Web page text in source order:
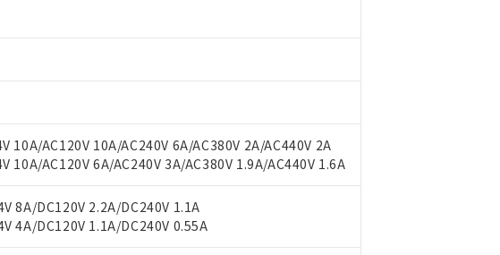
10A/AC120V 10A/AC240V 6A/AC380V 2A/AC440V 2A
10A/AC120V 6A/AC240V 3A/AC380V 1.9A/AC440V 1.6A
8A/DC120V 2.2A/DC240V 1.1A
4A/DC120V 1.1A/DC240V 0.55A
および標準価格はお客様のお取引先、またはお客様担当のオムロン制御機器販売店・
相談ください。
器販売店や当社販売拠点は「販売ネットワーク
」をご確認ください。
標準価格結果を当社の事前の承諾なく第三者に漏洩または開示しないようお願いしま
（部品リスト作成サービス）をご利用いただくには、I-Webメンバーズにご登録され
視および制御機器に対する適用除外項目は除く。
況などにより、予定月が前後することがあります。
含有率が中国RoHSの基準値以下であることを示します。
含有率が中国RoHSの基準値を超えていることを示します。
(GB/T26572)：
) : 1000ppm、 Cd(カドミウム) : 100ppm、
、 PBBs(ポリ臭化ビフェニル類) : 1000ppm、 PBDEs(ポリ臭化ジフェニルエーテル類) : 1000ppm、
、 DIBP(フタル酸ジイソブチル) : 1000ppm、 BBP(フタル酸ブチルベンジル) : 1000ppm、
ルヘキシル)) : 1000ppm
限
物質）のすべてが基準値以下であることを示します。
況下において有害物質が外部に漏えいし、環境に深刻な影響を及ぼさない年数を意
貴社製品のうち、外国為替および外国貿易法に定める商品（以下｢規制貨物等」とい
を、核兵器、ミサイル、化学兵器、生物兵器またはその他武器並びにこれらの製造装
いたしません。
品を第三者に販売する場合は、上記1、2および3の内容を当該第三者に通知します。
売先および販売に係わる関係者が違法に輸出するおそれがある場合は、取り引きをい
の在庫あり
満たないが在庫あり
新の在庫状況については、お客様のお取引先、またはお客様担当のオムロン制御
・当社販売員にご確認ください)